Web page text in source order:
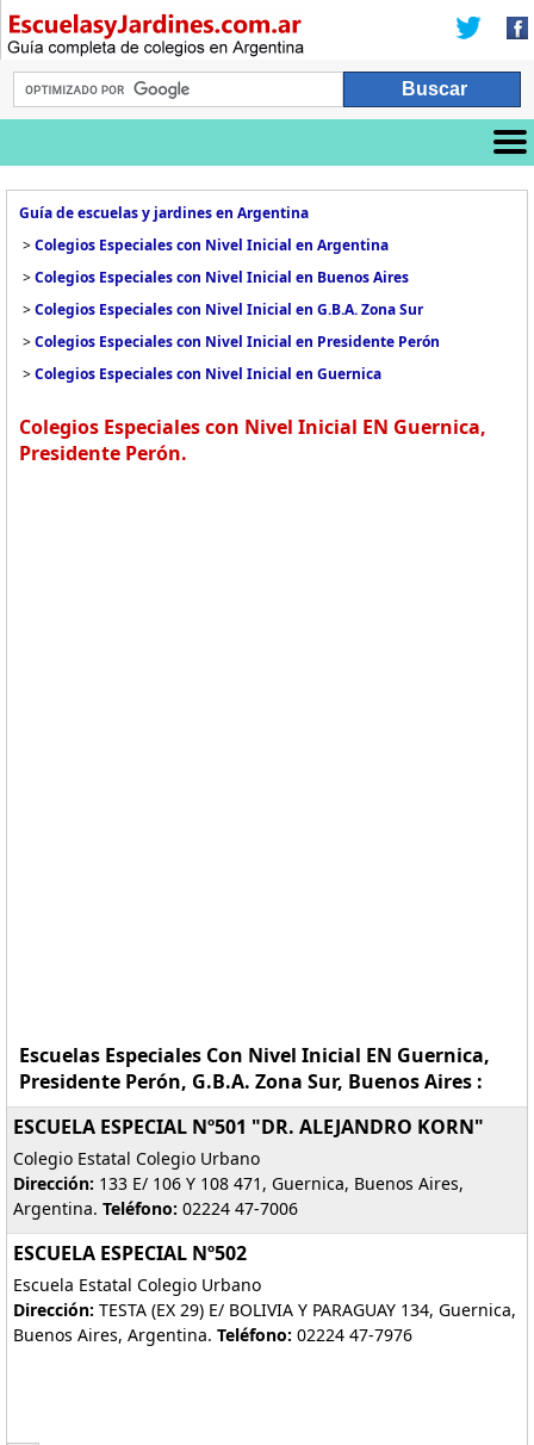
Guía de escuelas y jardines en Argentina
>Colegios Especiales con Nivel Inicial en Argentina
>Colegios Especiales con Nivel Inicial en Buenos Aires
>Colegios Especiales con Nivel Inicial en G.B.A. Zona Sur
>Colegios Especiales con Nivel Inicial en Presidente Perón
>Colegios Especiales con Nivel Inicial en Guernica
Colegios Especiales con Nivel Inicial EN Guernica,
Presidente Perón.
Escuelas Especiales Con Nivel Inicial EN Guernica,
Presidente Perón, G.B.A. Zona Sur, Buenos Aires :
ESCUELA ESPECIAL Nº501 "DR. ALEJANDRO KORN"
Colegio Estatal Colegio Urbano
Dirección: 133 E/ 106 Y 108 471, Guernica, Buenos Aires,
Argentina. Teléfono: 02224 47-7006
ESCUELA ESPECIAL Nº502
Escuela Estatal Colegio Urbano
Dirección: TESTA (EX 29) E/ BOLIVIA Y PARAGUAY 134, Guernica,
Buenos Aires, Argentina. Teléfono: 02224 47-7976